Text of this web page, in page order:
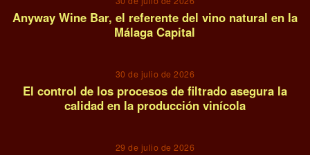
Anyway Wine Bar, el referente del vino natural en la
Málaga Capital
30 de julio de 2026
El control de los procesos de filtrado asegura la
calidad en la producción vinícola
29 de julio de 2026